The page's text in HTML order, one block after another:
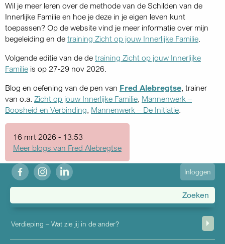
Wil je meer leren over de methode van de Schilden van de
Innerlijke Familie en hoe je deze in je eigen leven kunt
toepassen? Op de website vind je meer informatie over mijn
begeleiding en de training Zicht op jouw Innerlijke Familie.
Volgende editie van de de training Zicht op jouw Innerlijke
Familie is op 27-29 nov 2026.
Blog en oefening van de pen van Fred Alebregtse, trainer
van o.a. Zicht op jouw Innerlijke Familie, Mannenwerk –
Boosheid en Verbinding, Mannenwerk – De Initiatie.
16 mrt 2026 - 13:53
Meer blogs van Fred Alebregtse
fb ig in
User
account
menu
Inloggen
Verdieping – Wat zie jij in de ander?